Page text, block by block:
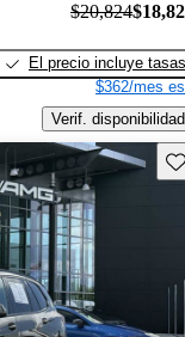
$20,824
El precio incluye tasas
$362/mes
Verif. disponibilidad